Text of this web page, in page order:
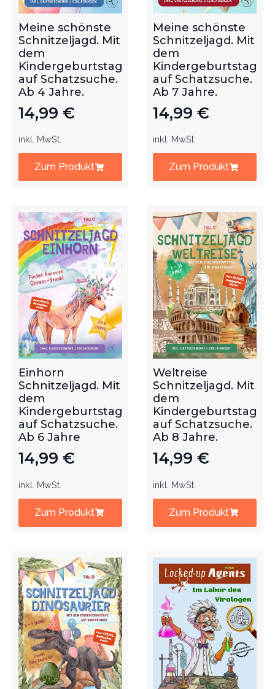
Meine schönste
Schnitzeljagd. Mit
dem
Kindergeburtstag
auf Schatzsuche.
Ab 4 Jahre.
14,99 €
inkl. MwSt.
Zum Produkt
Meine schönste
Schnitzeljagd. Mit
dem
Kindergeburtstag
auf Schatzsuche.
Ab 7 Jahre.
14,99 €
inkl. MwSt.
Zum Produkt
Einhorn
Schnitzeljagd. Mit
dem
Kindergeburtstag
auf Schatzsuche.
Ab 6 Jahre
14,99 €
inkl. MwSt.
Zum Produkt
Weltreise
Schnitzeljagd. Mit
dem
Kindergeburtstag
auf Schatzsuche.
Ab 8 Jahre.
14,99 €
inkl. MwSt.
Zum Produkt